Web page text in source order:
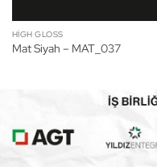
HIGH GLOSS
Mat Siyah – MAT_037